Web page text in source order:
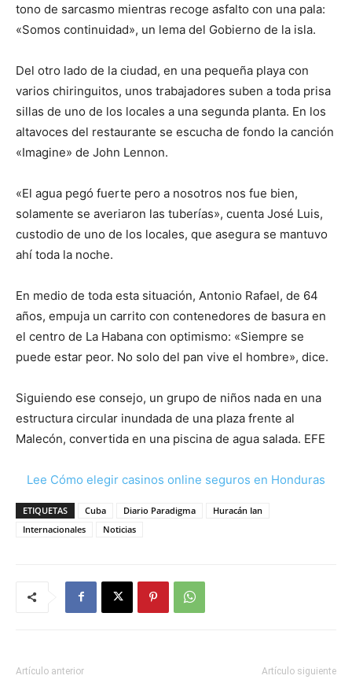
tono de sarcasmo mientras recoge asfalto con una pala:
«Somos continuidad», un lema del Gobierno de la isla.
Del otro lado de la ciudad, en una pequeña playa con
varios chiringuitos, unos trabajadores suben a toda prisa
sillas de uno de los locales a una segunda planta. En los
altavoces del restaurante se escucha de fondo la canción
«Imagine» de John Lennon.
«El agua pegó fuerte pero a nosotros nos fue bien,
solamente se averiaron las tuberías», cuenta José Luis,
custodio de uno de los locales, que asegura se mantuvo
ahí toda la noche.
En medio de toda esta situación, Antonio Rafael, de 64
años, empuja un carrito con contenedores de basura en
el centro de La Habana con optimismo: «Siempre se
puede estar peor. No solo del pan vive el hombre», dice.
Siguiendo ese consejo, un grupo de niños nada en una
estructura circular inundada de una plaza frente al
Malecón, convertida en una piscina de agua salada. EFE
Lee Cómo elegir casinos online seguros en Honduras
ETIQUETAS Cuba Diario Paradigma
Huracán Ian
Internacionales
Noticias
Artículo anterior Artículo siguiente